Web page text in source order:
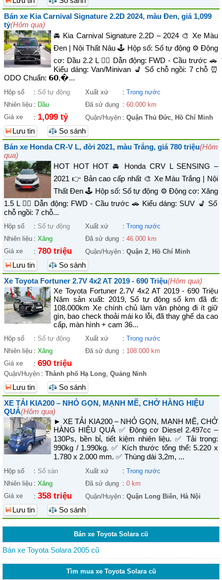
Bán xe Kia Carnival Signature 2.2D 2024, màu Đen, giá 1,099
tỷ(Hôm qua)
🚘 Kia Carnival Signature 2.2D – 2024 🎨 Xe Màu
Đen | Nội Thất Nâu 🕹️ Hộp số: Số tự động ⚙️ Động
cơ: Dầu 2.2 L 🚴‍♀️ Dẫn động: FWD - Cầu trước 🚗
Kiểu dáng: Van/Minivan 💺 Số chỗ ngồi: 7 chỗ ⏰
ODO Chuẩn: 𝟲𝟬,�...
Hộp số : Số tự động Xuất xứ : Trong nước
Nhiên liệu : Dầu Đã sử dụng : 60.000 km
Giá xe
: 1,099 tỷ Quận/Huyện : Quận Thủ Đức, Hồ Chí Minh
Lưu tin
So sánh
Bán xe Honda CR-V L, đời 2021, màu Trắng, giá 780 triệu(Hôm
qua)
HOT HOT HOT 🚘 Honda CRV L SENSING –
2021 👉 Bản cao cấp nhất 🎨 Xe Màu Trắng | Nội
Thất Đen 🕹️ Hộp số: Số tự động ⚙️ Động cơ: Xăng
1.5 L 🚴‍♀️ Dẫn động: FWD - Cầu trước 🚗 Kiểu dáng: SUV 💺 Số
chỗ ngồi: 7 chỗ...
Hộp số : Số tự động Xuất xứ : Trong nước
Nhiên liệu : Xăng Đã sử dụng : 46.000 km
Giá xe
: 780 triệu Quận/Huyện : Quận 2, Hồ Chí Minh
Lưu tin
So sánh
Xe Toyota Fortuner 2.7V 4x2 AT 2019 - 690 Triệu(Hôm qua)
Xe Toyota Fortuner 2.7V 4x2 AT 2019 - 690 Triệu
Năm sản xuất: 2019, Số tự động số km đã đi:
108.000km Xe chính chủ làm văn phòng đi ít giữ
gìn, bao check thoải mái ko lỗi, đã thay ghế da cao
cấp, màn hình + cam 36...
Hộp số : Số tự động Xuất xứ : Trong nước
Nhiên liệu : Xăng Đã sử dụng : 108.000 km
Giá xe
: 690 triệu
Quận/Huyện : Thành phố Hạ Long, Quảng Ninh
Lưu tin
So sánh
XE TẢI KIA200 – NHỎ GỌN, MẠNH MẼ, CHỞ HÀNG HIỆU
QUẢ(Hôm qua)
► XE TẢI KIA200 – NHỎ GỌN, MẠNH MẼ, CHỞ
HÀNG HIỆU QUẢ ✅ Động cơ Diesel 2.497cc –
130Ps, bền bỉ, tiết kiệm nhiên liệu. ✅ Tải trọng:
990kg / 1.990kg. ✅ Kích thước tổng thể: 5.220 x
1.780 x 2.000 mm. ✅ Thùng dài 3,2m, ...
Hộp số : Số sàn Xuất xứ : Trong nước
Nhiên liệu : Xăng Đã sử dụng : 0 km
Giá xe
: 358 triệu Quận/Huyện : Quận Long Biên, Hà Nội
Lưu tin So sánh
Bán xe Toyota Solara cũ
Bán xe Toyota Solara 2005 cũ
Tìm mua xe Toyota Solara cũ